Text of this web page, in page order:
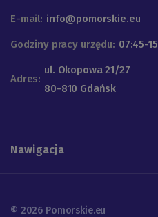
E-mail: info@pomorskie.eu
Godziny pracy urzędu: 07:45-
Adres:
ul. Okopowa 21/27
80-810 Gdańsk
Nawigacja
© 2026 Pomorskie.eu